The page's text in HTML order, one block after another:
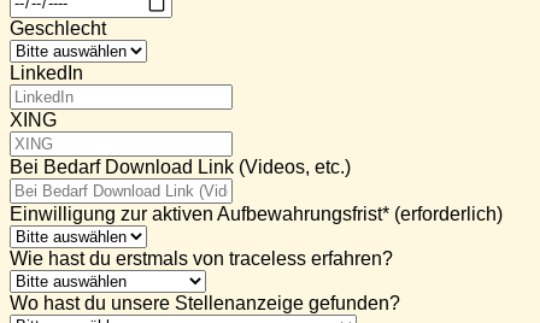
Geschlecht
LinkedIn
XING
Bei Bedarf Download Link (Videos, etc.)
Einwilligung zur aktiven Aufbewahrungsfrist* (erforderlich)
Wie hast du erstmals von traceless erfahren?
Wo hast du unsere Stellenanzeige gefunden?